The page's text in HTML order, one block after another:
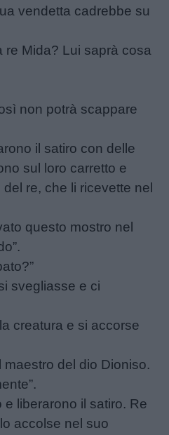
vendetta cadrebbe su
re Mida? Lui saprà cosa
non potrà scappare
il satiro con delle
sul loro carretto e
re, che li ricevette nel
questo mostro nel
svegliasse e ci
creatura e si accorse
maestro del dio Dioniso.
liberarono il satiro. Re
accolse nel suo